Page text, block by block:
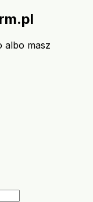
albo masz